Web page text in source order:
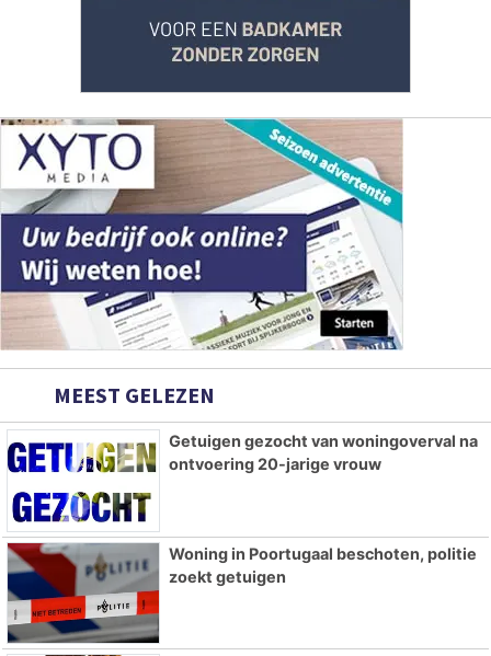
MEEST GELEZEN
Getuigen gezocht van woningoverval na
ontvoering 20-jarige vrouw
Woning in Poortugaal beschoten, politie
zoekt getuigen